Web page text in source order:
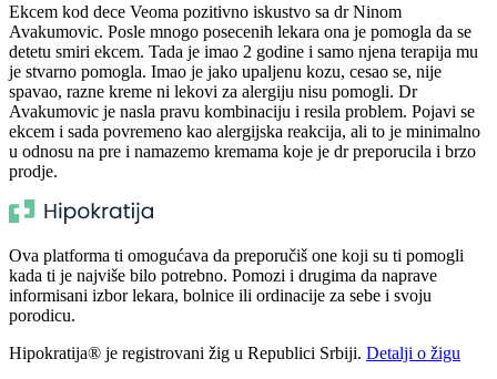
Ekcem kod dece Veoma pozitivno iskustvo sa dr Ninom
Avakumovic. Posle mnogo posecenih lekara ona je pomogla da se
detetu smiri ekcem. Tada je imao 2 godine i samo njena terapija mu
je stvarno pomogla. Imao je jako upaljenu kozu, cesao se, nije
spavao, razne kreme ni lekovi za alergiju nisu pomogli. Dr
Avakumovic je nasla pravu kombinaciju i resila problem. Pojavi se
ekcem i sada povremeno kao alergijska reakcija, ali to je minimalno
u odnosu na pre i namazemo kremama koje je dr preporucila i brzo
prodje.
Ova platforma ti omogućava da preporučiš one koji su ti pomogli
kada ti je najviše bilo potrebno. Pomozi i drugima da naprave
informisani izbor lekara, bolnice ili ordinacije za sebe i svoju
porodicu.
Hipokratija® je registrovani žig u Republici Srbiji. Detalji o žigu